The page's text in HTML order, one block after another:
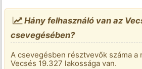
Hány felhasználó van az
csevegésében?
A csevegésben résztvevők száma a
Vecsés 19.327 lakossága van.